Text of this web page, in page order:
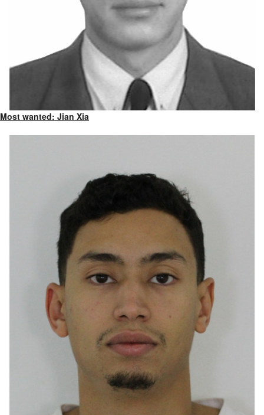
Most wanted: Jian Xia